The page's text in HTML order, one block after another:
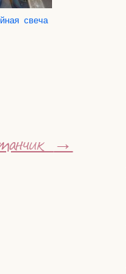
свеча
→